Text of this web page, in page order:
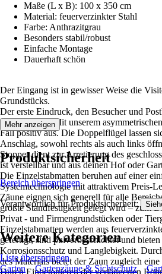
Maße (L x B): 100 x 350 cm
Material: feuerverzinkter Stahl
Farbe: Anthrazitgrau
Besonders stabil/robust
Einfache Montage
Dauerhaft schön
Der Eingang ist in gewisser Weise die
Grundstücks.
Der erste Eindruck, den Besucher und
wahrnehmen. Mit unserem
Fall positiv aus. Die Doppelflügel lassen
Anschlag, sowohl rechts als auch links
Stopper dient zur Arretierung des
ist verstellbar und aus deinen Hof oder
Die Einzelstabmatten beruhen auf einer
Systemtechnologie mit attraktivem Preis-
Zäune eignen sich generell für alle
größte Standfestigkeit gelegt wird – zum
Privat - und Firmengrundstücken oder
Einzelstabmatten werden aus
gefertigt, sind pulverbeschichtet und
Korrosionsschutz und Langlebigkeit.
des Materials bietet der Zaun zugleich
Durch Einbetonieren der verlängerten
Mehr anzeigen
Produktsicherheit
Bereich überspringen
Verantwortlich für Produktsicherheit:
Weitere Kategorien
Liste überspringen
Garten
Gartenzäune & Sichtschutz